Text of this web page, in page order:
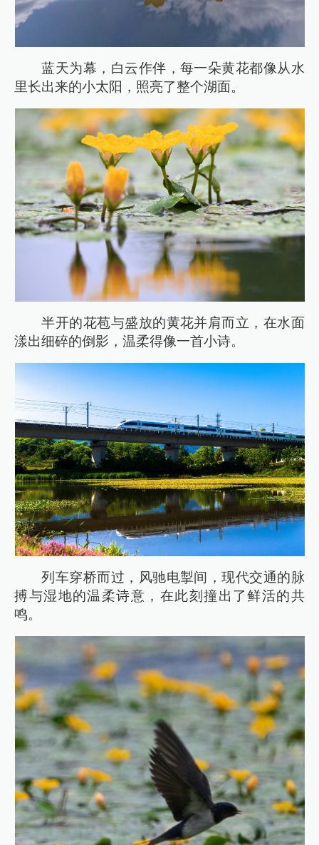
蓝天为幕，白云作伴，每一朵黄花都像从水
里长出来的小太阳，照亮了整个湖面。
半开的花苞与盛放的黄花并肩而立，在水面
漾出细碎的倒影，温柔得像一首小诗。
列车穿桥而过，风驰电掣间，现代交通的脉
搏与湿地的温柔诗意，在此刻撞出了鲜活的共
鸣。